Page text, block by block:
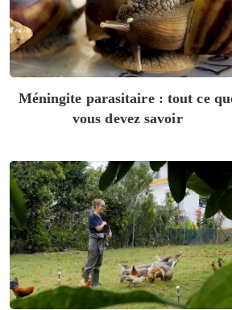
Méningite parasitaire : tout ce
vous devez savoir